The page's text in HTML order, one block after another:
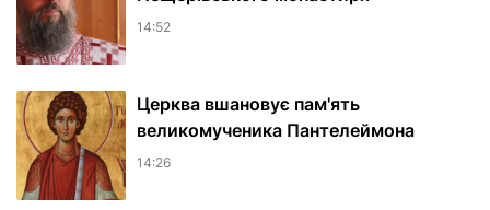
14:52
Церква вшановує пам'ять
великомученика Пантелеймона
14:26